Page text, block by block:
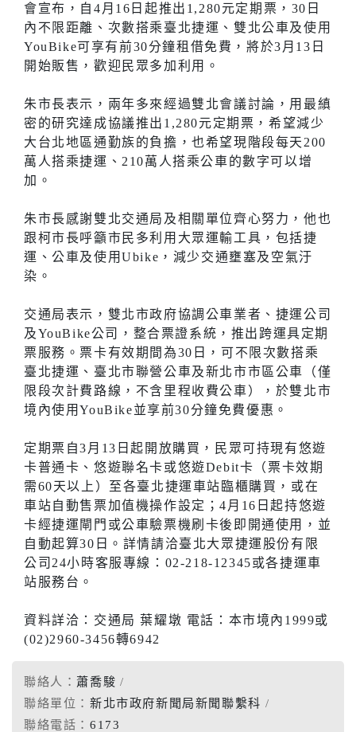
會宣布，自4月16日起推出1,280元定期票，30日
內不限距離、次數搭乘臺北捷運、雙北公車及使用
YouBike可享有前30分鐘租借免費，將於3月13日
開始販售，歡迎民眾多加利用。
朱市長表示，兩年多來經過雙北會議討論，用最縝
密的研究達成協議推出1,280元定期票，希望減少
大台北地區通勤族的負擔，也希望現階段每天200
萬人搭乘捷運、210萬人搭乘公車的數字可以增
加。
朱市長感謝雙北交通局及相關單位齊心努力，他也
跟柯市長呼籲市民多利用大眾運輸工具，包括捷
運、公車及使用Ubike，減少交通壅塞及空氣汙
染。
交通局表示，雙北市政府協調公車業者、捷運公司
及YouBike公司，整合票證系統，推出跨運具定期
票服務。票卡有效期間為30日，可不限次數搭乘
臺北捷運、臺北市聯營公車及新北市市區公車（僅
限段次計費路線，不含里程收費公車），於雙北市
境內使用YouBike並享前30分鐘免費優惠。
定期票自3月13日起開放購買，民眾可持現有悠遊
卡普通卡、悠遊聯名卡或悠遊Debit卡（票卡效期
需60天以上）至各臺北捷運車站臨櫃購買，或在
車站自動售票加值機操作設定；4月16日起持悠遊
卡經捷運閘門或公車驗票機刷卡後即開通使用，並
自動起算30日。詳情請洽臺北大眾捷運股份有限
公司24小時客服專線：02-218-12345或各捷運車
站服務台。
資料詳洽：交通局 葉耀墩 電話：本市境內1999或
(02)2960-3456轉6942
聯絡人：蕭喬駿
聯絡單位： 新北市政府新聞局新聞聯繫科
聯絡電話： 6173